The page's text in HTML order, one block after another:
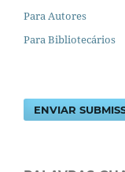
Para Autores
Para Bibliotecários
ENVIAR